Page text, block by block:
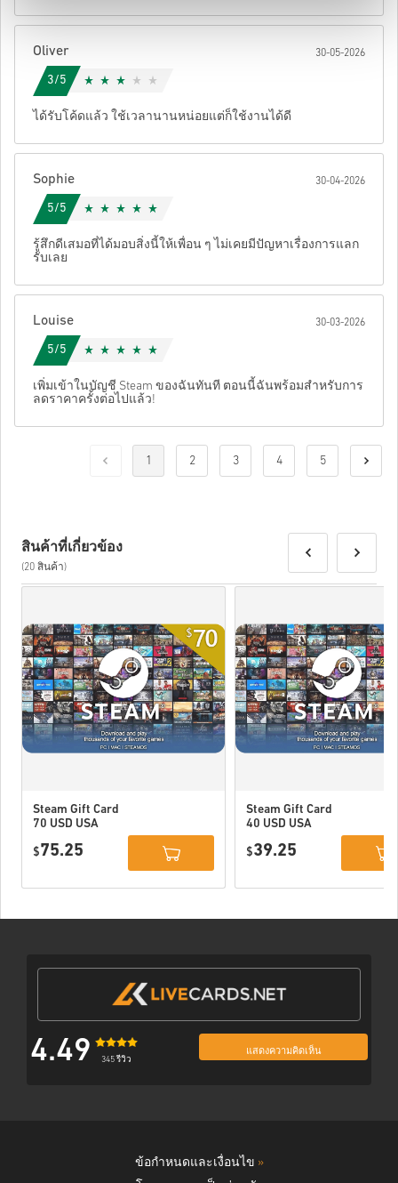
หลังจากนั้น คุณจะได้รับอีเมลพร้อมลิงก์ที่ปลอดภัยเพื่อเข้าถึงโค้ด
ของคุณ
Oliver 30-05-2026
3/5
ได้รับโค้ดแล้ว ใช้เวลานานหน่อยแต่ก็ใช้งานได้ดี
Sophie 30-04-2026
5/5
รู้สึกดีเสมอที่ได้มอบสิ่งนี้ให้เพื่อน ๆ ไม่เคยมีปัญหาเรื่องการแลก
รับเลย
Louise 30-03-2026
5/5
เพิ่มเข้าในบัญชี Steam ของฉันทันที ตอนนี้ฉันพร้อมสำหรับการ
ลดราคาครั้งต่อไปแล้ว!
1 2 3 4 5
สินค้าที่เกี่ยวข้อง
(20 สินค้า)
Steam Gift Card
70 USD USA
$75.25
Steam Gift Card
40 USD USA
$39.25
4.49 345 รีวิว
แสดงความคิดเห็น
ข้อกำหนดและเงื่อนไข »